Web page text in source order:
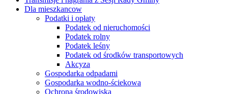
Dla mieszkancow
Podatki i opłaty
Podatek od nieruchomości
Podatek rolny
Podatek leśny
Podatek od środków transportowych
Akcyza
Gospodarka odpadami
Gospodarka wodno-ściekowa
Ochrona środowiska